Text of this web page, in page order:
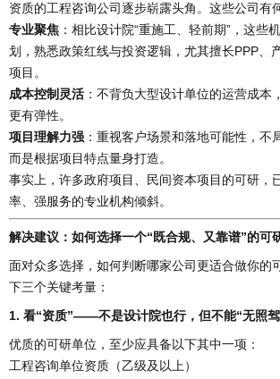
资质的工程咨询公司逐步崭露头角。这些公司有
专业聚焦 ：相比设计院“重施工、轻前期”，这些
划，熟悉政策红线与投资逻辑，尤其擅长PPP、
项目。
成本控制灵活 ：不背负大型设计单位的运营成本
更有弹性。
项目理解力强 ：重视客户场景和落地可能性，不
而是根据项目特点量身打造。
事实上，许多政府项目、民间资本项目的可研，
率、强服务的专业机构倾斜。
解决建议：如何选择一个“既合规、又靠谱”的可
面对众多选择，如何判断哪家公司更适合做你的
下三个关键考量：
1. 看“资质”——不是设计院也行，但不能“无照
优质的可研单位，至少应具备以下其中一项：
工程咨询单位资质（乙级及以上）